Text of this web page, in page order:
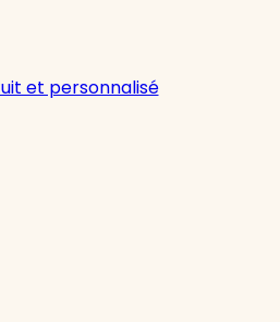
et personnalisé